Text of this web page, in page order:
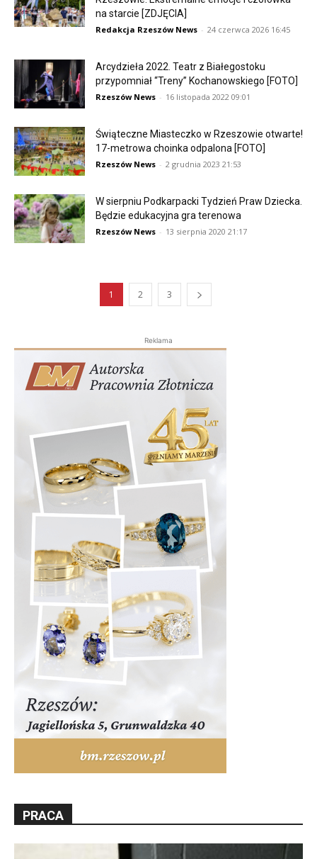
na starcie [ZDJĘCIA]
Redakcja Rzeszów News - 24 czerwca 2026 16:45
Arcydzieła 2022. Teatr z Białegostoku
przypomniał “Treny” Kochanowskiego [FOTO]
Rzeszów News - 16 listopada 2022 09:01
Świąteczne Miasteczko w Rzeszowie otwarte!
17-metrowa choinka odpalona [FOTO]
Rzeszów News - 2 grudnia 2023 21:53
W sierpniu Podkarpacki Tydzień Praw Dziecka.
Będzie edukacyjna gra terenowa
Rzeszów News - 13 sierpnia 2020 21:17
1 2 3
Reklama
PRACA